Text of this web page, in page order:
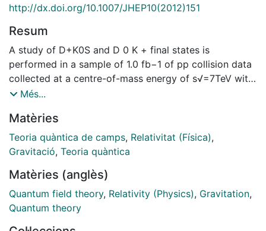
http://dx.doi.org/10.1007/JHEP10(2012)151
Resum
A study of D+K0S and D 0 K + final states is
performed in a sample of 1.0 fb−1 of pp collision data
collected at a centre-of-mass energy of s√=7TeV with
the LHCb detector. We confirm the existence of the
measure their masses and widths to be $
m(D∗s1(2700)+)=2709.2±1.9(stat)
±4.5(syst)MeV/c2,Γ(D∗s1(2700)+)=115.8±7.3(stat)
±6.3(syst)MeV/c2,Γ(D∗sJ(2860)+)=69.9±3.2(stat)
±6.6(syst)MeV/c2 $
Més...
Matèries
Teoria quàntica de camps, Relativitat (Física),
Gravitació, Teoria quàntica
Matèries (anglès)
Quantum field theory, Relativity (Physics), Gravitation,
Quantum theory